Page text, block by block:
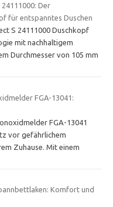
Der
für entspanntes Duschen
S 24111000 Duschkopf
mit nachhaltigem
Durchmesser von 105 mm
FGA-13041:
FGA-13041
vor gefährlichem
Zuhause. Mit einem
Komfort und